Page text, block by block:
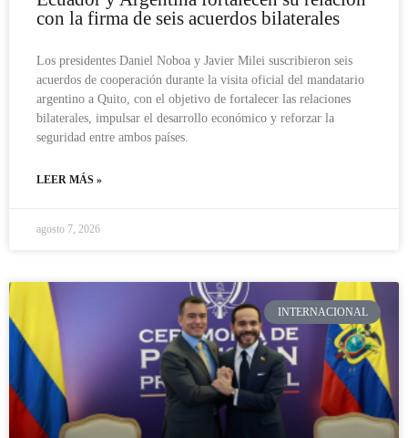
con la firma de seis acuerdos bilaterales
Los presidentes Daniel Noboa y Javier Milei suscribieron seis
acuerdos de cooperación durante la visita oficial del mandatario
argentino a Quito, con el objetivo de fortalecer las relaciones
bilaterales, impulsar el desarrollo económico y reforzar la
seguridad entre ambos países.
LEER MÁS »
agosto 7, 2026
INTERNACIONAL